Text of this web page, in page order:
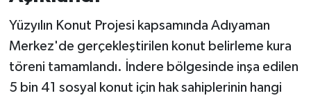
Yüzyılın Konut Projesi kapsamında Adıyaman
Merkez'de gerçekleştirilen konut belirleme kura
töreni tamamlandı. İndere bölgesinde inşa edilen
5 bin 41 sosyal konut için hak sahiplerinin hangi
KENT GÜNDEMİ
Kepsut